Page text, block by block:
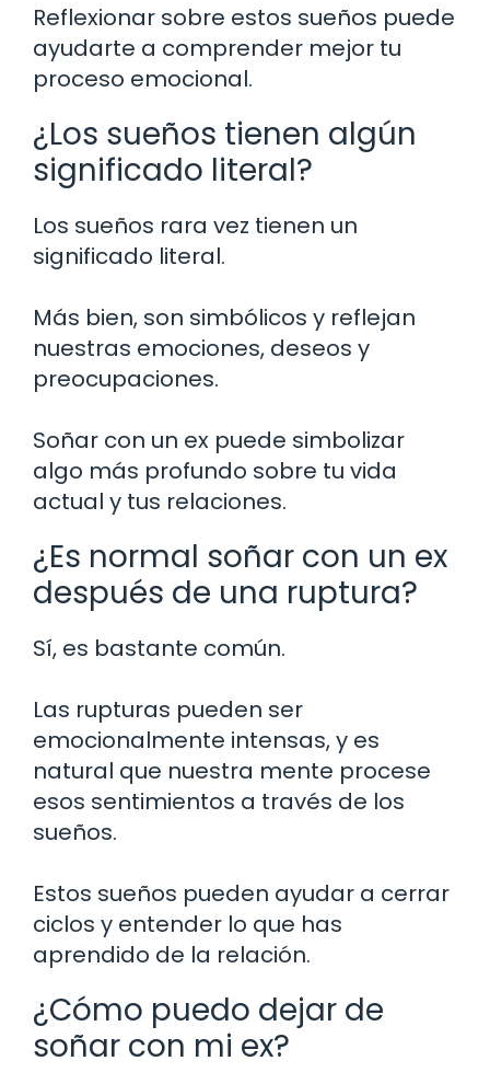
Reflexionar sobre estos sueños puede
ayudarte a comprender mejor tu
proceso emocional.
¿Los sueños tienen algún
significado literal?
Los sueños rara vez tienen un
significado literal.
Más bien, son simbólicos y reflejan
nuestras emociones, deseos y
preocupaciones.
Soñar con un ex puede simbolizar
algo más profundo sobre tu vida
actual y tus relaciones.
¿Es normal soñar con un ex
después de una ruptura?
Sí, es bastante común.
Las rupturas pueden ser
emocionalmente intensas, y es
natural que nuestra mente procese
esos sentimientos a través de los
sueños.
Estos sueños pueden ayudar a cerrar
ciclos y entender lo que has
aprendido de la relación.
¿Cómo puedo dejar de
soñar con mi ex?